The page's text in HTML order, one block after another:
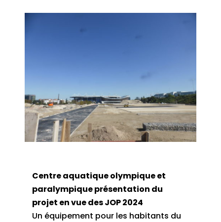
Centre aquatique olympique et
paralympique présentation du
projet en vue des JOP 2024
Un équipement pour les habitants du